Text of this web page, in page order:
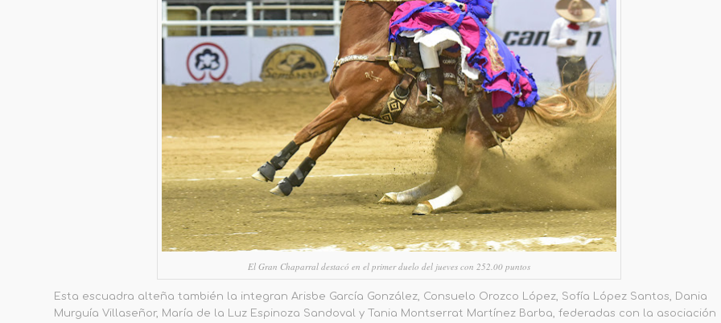
El Gran Chaparral destacó en el primer duelo del jueves con 252.00 puntos
Esta escuadra alteña también l a integran Arisbe García González, Consuelo Orozco López, Sofía López Santos, Dania
Murguía Villaseñor, María de la Luz Espinoza Sandoval y Tania Montserrat Martínez Barba federadas con la asociación